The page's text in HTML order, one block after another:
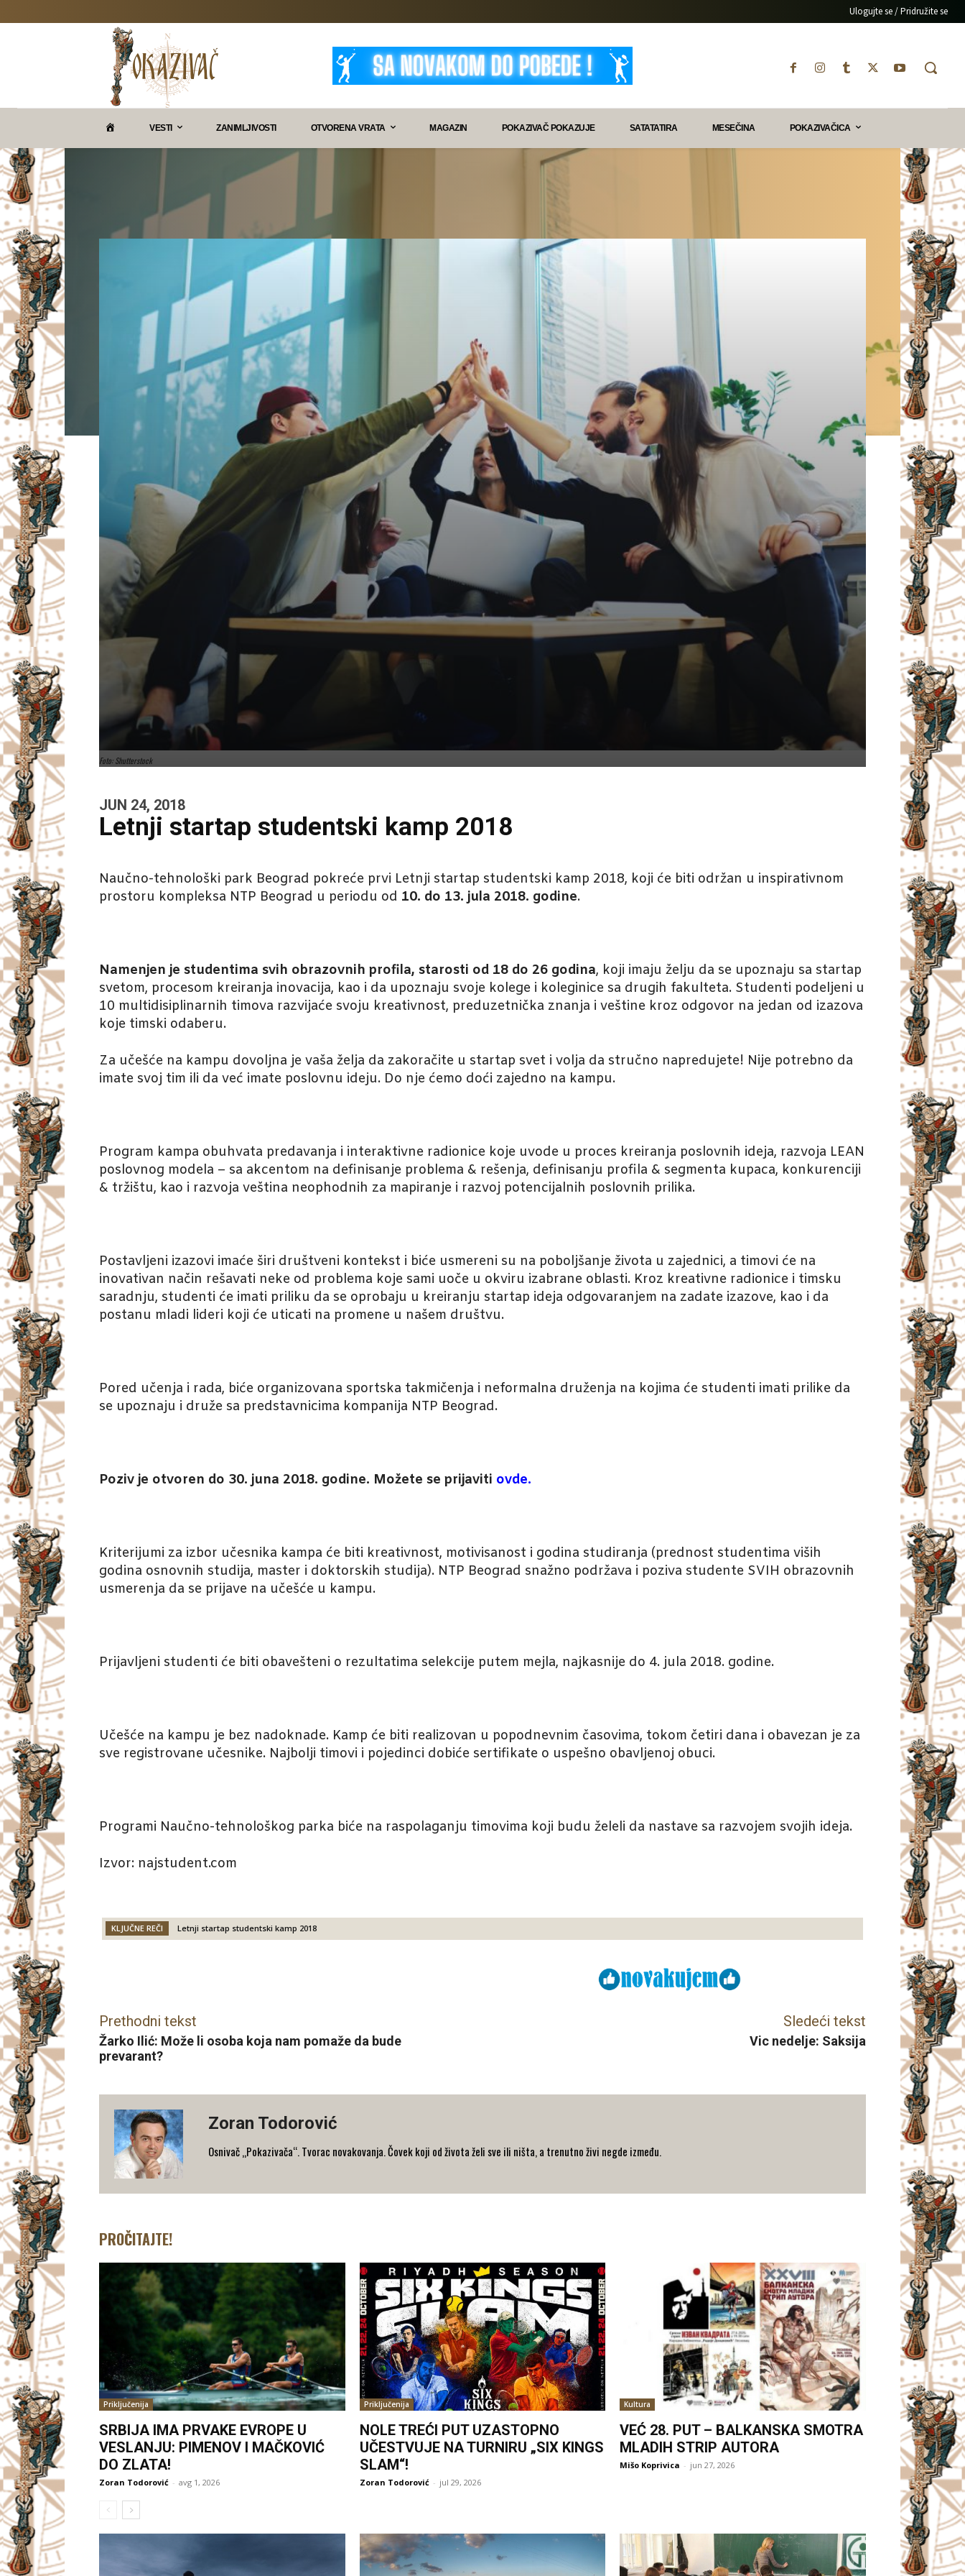
Ulogujte se / Pridružite se
VESTI ZANIMLJIVOSTI OTVORENA VRATA MAGAZIN POKAZIVAČ POKAZUJE SATATATIRA MESEČINA POKAZIVAČICA
Foto: Shutterstock
JUN 24, 2018
Letnji startap studentski kamp 2018
Naučno-tehnološki park Beograd pokreće prvi Letnji startap studentski kamp 2018, koji će biti održan u inspirativnom
prostoru kompleksa NTP Beograd u periodu od 10. do 13. jula 2018. godine.
Namenjen je studentima svih obrazovnih profila, starosti od 18 do 26 godina, koji imaju želju da se upoznaju sa startap
svetom, procesom kreiranja inovacija, kao i da upoznaju svoje kolege i koleginice sa drugih fakulteta. Studenti podeljeni u
10 multidisiplinarnih timova razvijaće svoju kreativnost, preduzetnička znanja i veštine kroz odgovor na jedan od izazova
koje timski odaberu.
Za učešće na kampu dovoljna je vaša želja da zakoračite u startap svet i volja da stručno napredujete! Nije potrebno da
imate svoj tim ili da već imate poslovnu ideju. Do nje ćemo doći zajedno na kampu.
Program kampa obuhvata predavanja i interaktivne radionice koje uvode u proces kreiranja poslovnih ideja, razvoja LEAN
poslovnog modela – sa akcentom na definisanje problema & rešenja, definisanju profila & segmenta kupaca, konkurenciji
& tržištu, kao i razvoja veština neophodnih za mapiranje i razvoj potencijalnih poslovnih prilika.
Postavljeni izazovi imaće širi društveni kontekst i biće usmereni su na poboljšanje života u zajednici, a timovi će na
inovativan način rešavati neke od problema koje sami uoče u okviru izabrane oblasti. Kroz kreativne radionice i timsku
saradnju, studenti će imati priliku da se oprobaju u kreiranju startap ideja odgovaranjem na zadate izazove, kao i da
postanu mladi lideri koji će uticati na promene u našem društvu.
Pored učenja i rada, biće organizovana sportska takmičenja i neformalna druženja na kojima će studenti imati prilike da
se upoznaju i druže sa predstavnicima kompanija NTP Beograd.
Poziv je otvoren do 30. juna 2018. godine. Možete se prijaviti ovde.
Kriterijumi za izbor učesnika kampa će biti kreativnost, motivisanost i godina studiranja (prednost studentima viših
godina osnovnih studija, master i doktorskih studija). NTP Beograd snažno podržava i poziva studente SVIH obrazovnih
usmerenja da se prijave na učešće u kampu.
Prijavljeni studenti će biti obavešteni o rezultatima selekcije putem mejla, najkasnije do 4. jula 2018. godine.
Učešće na kampu je bez nadoknade. Kamp će biti realizovan u popodnevnim časovima, tokom četiri dana i obavezan je za
sve registrovane učesnike. Najbolji timovi i pojedinci dobiće sertifikate o uspešno obavljenoj obuci.
Programi Naučno-tehnološkog parka biće na raspolaganju timovima koji budu želeli da nastave sa razvojem svojih ideja.
Izvor: najstudent.com
KLJUČNE REČI Letnji startap studentski kamp 2018
Prethodni tekst
Žarko Ilić: Može li osoba koja nam pomaže da bude
prevarant?
Sledeći tekst
Vic nedelje: Saksija
Zoran Todorović
Osnivač „Pokazivača“. Tvorac novakovanja. Čovek koji od života želi sve ili ništa, a trenutno živi negde između.
PROČITAJTE!
Priključenija
SRBIJA IMA PRVAKE EVROPE U
VESLANJU: PIMENOV I MAČKOVIĆ
DO ZLATA!
Zoran Todorović - avg 1, 2026
Priključenija
NOLE TREĆI PUT UZASTOPNO
UČESTVUJE NA TURNIRU „SIX KINGS
SLAM“!
Zoran Todorović - jul 29, 2026
Kultura
VEĆ 28. PUT – BALKANSKA SMOTRA
MLADIH STRIP AUTORA
Mišo Koprivica - jun 27, 2026